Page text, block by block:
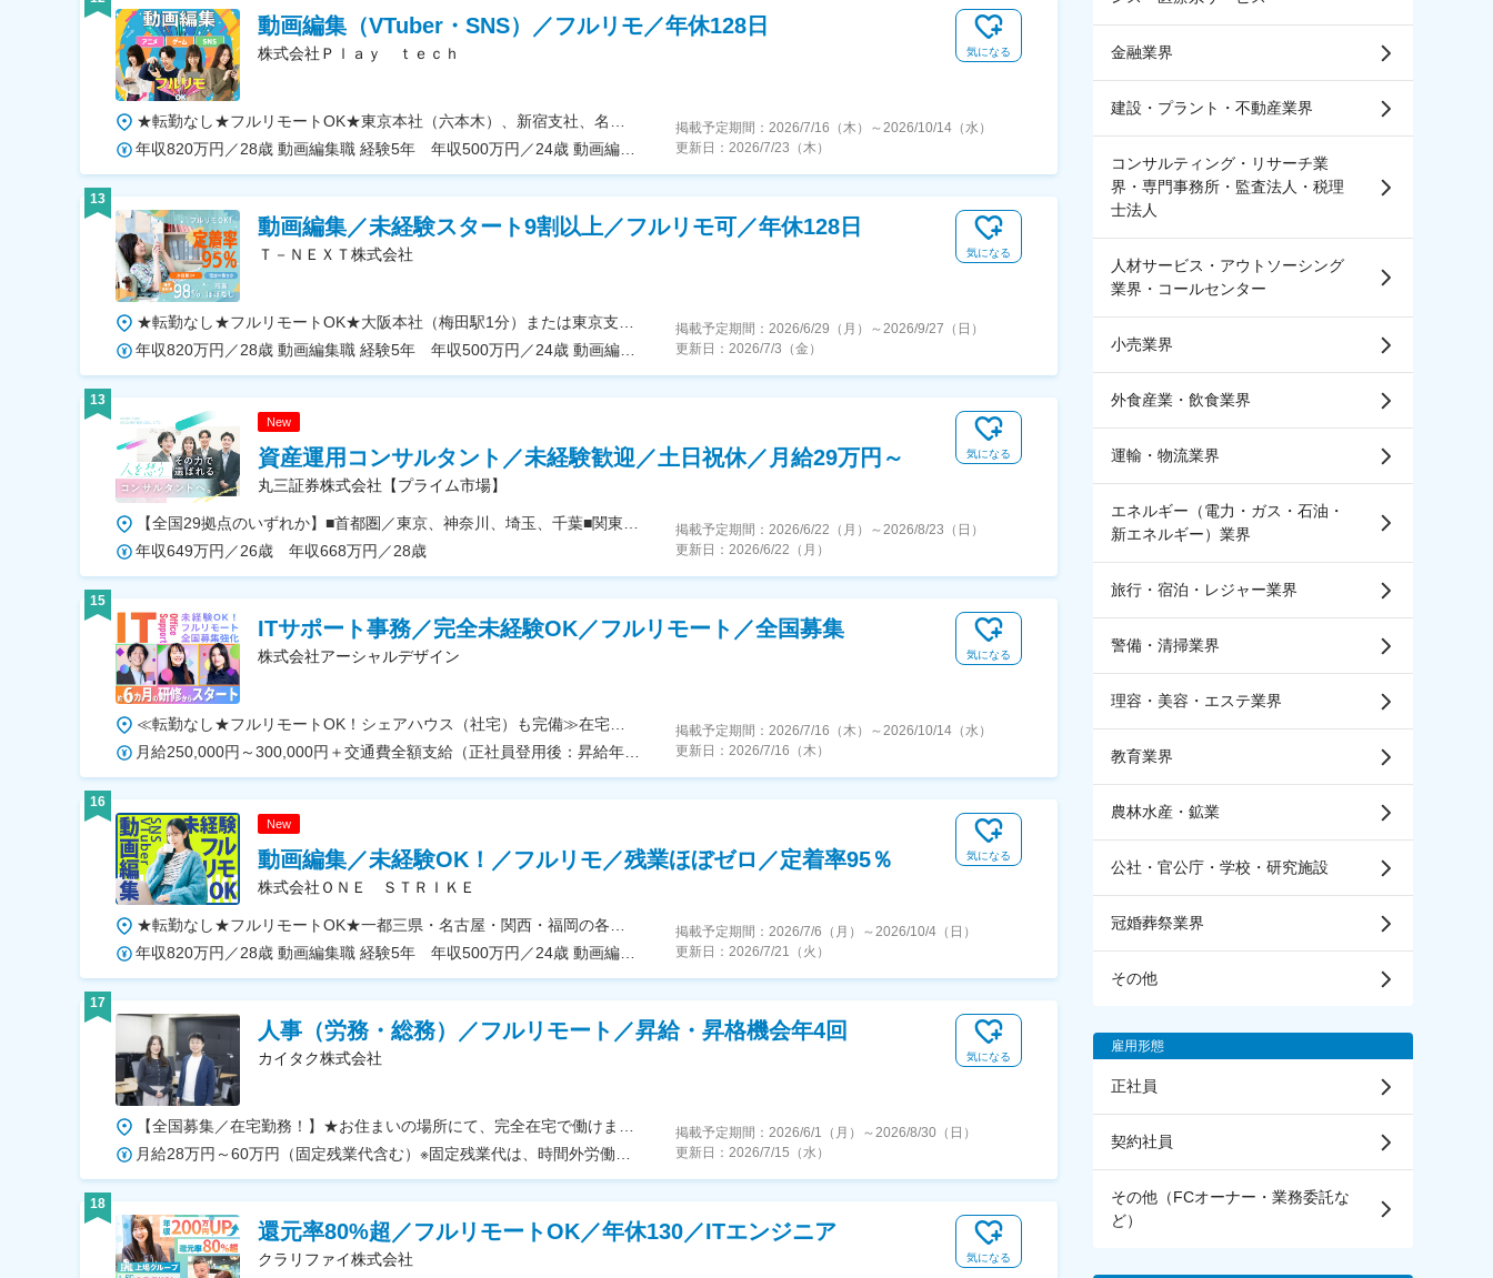
動画編集（VTuber・SNS）／フルリモ／年休128日
株式会社Ｐｌａｙ ｔｅｃｈ 気になる
掲載予定期間： 2026/7/16（木） ～2026/10/14（水）
更新日： 2026/7/23（木）
13
動画編集／未経験スタート9割以上／フルリモ可／年休128日
Ｔ－ＮＥＸＴ株式会社 気になる
掲載予定期間： 2026/6/29（月） ～2026/9/27（日）
更新日： 2026/7/3（金）
13
New
資産運用コンサルタント／未経験歓迎／土日祝休／月給29万円～
丸三証券株式会社【プライム市場】
気になる
年収649万円／26歳 年収668万円／28歳
掲載予定期間： 2026/6/22（月） ～2026/8/23（日）
更新日： 2026/6/22（月）
15
ITサポート事務／完全未経験OK／フルリモート／全国募集
株式会社アーシャルデザイン 気になる
掲載予定期間： 2026/7/16（木） ～2026/10/14（水）
更新日： 2026/7/16（木）
16
New
動画編集／未経験OK！／フルリモ／残業ほぼゼロ／定着率95％
株式会社ＯＮＥ ＳＴＲＩＫＥ
気になる
掲載予定期間： 2026/7/6（月） ～2026/10/4（日）
更新日： 2026/7/21（火）
17
人事（労務・総務）／フルリモート／昇給・昇格機会年4回
カイタク株式会社 気になる
掲載予定期間： 2026/6/1（月） ～2026/8/30（日）
更新日： 2026/7/15（水）
18
還元率80%超／フルリモートOK／年休130／ITエンジニア
クラリファイ株式会社 気になる
金融業界
建設・プラント・不動産業界
コンサルティング・リサーチ業
界・専門事務所・監査法人・税理
士法人
人材サービス・アウトソーシング
業界・コールセンター
小売業界
外食産業・飲食業界
運輸・物流業界
エネルギー（電力・ガス・石油・
新エネルギー）業界
旅行・宿泊・レジャー業界
警備・清掃業界
理容・美容・エステ業界
教育業界
農林水産・鉱業
公社・官公庁・学校・研究施設
冠婚葬祭業界
その他
雇用形態
正社員
契約社員
その他（FCオーナー・業務委託な
ど）